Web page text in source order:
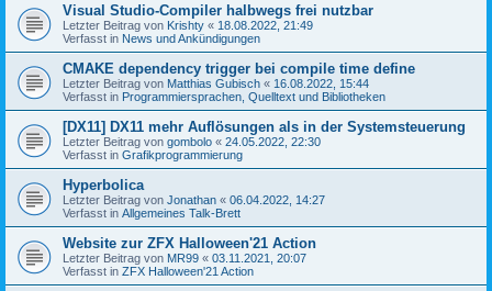
Visual Studio-Compiler halbwegs frei nutzbar
Letzter Beitrag von Krishty « 18.08.2022, 21:49
Verfasst in News und Ankündigungen
CMAKE dependency trigger bei compile time define
Letzter Beitrag von Matthias Gubisch « 16.08.2022, 15:44
Verfasst in Programmiersprachen, Quelltext und Bibliotheken
[DX11] DX11 mehr Auflösungen als in der Systemsteuerung
Letzter Beitrag von gombolo « 24.05.2022, 22:30
Verfasst in Grafikprogrammierung
Hyperbolica
Letzter Beitrag von Jonathan « 06.04.2022, 14:27
Verfasst in Allgemeines Talk-Brett
Website zur ZFX Halloween'21 Action
Letzter Beitrag von MR99 « 03.11.2021, 20:07
Verfasst in ZFX Halloween'21 Action